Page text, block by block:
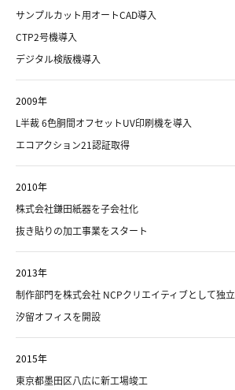
サンプルカット用オートCAD導入
CTP2号機導入
デジタル検版機導入
2009年
L半裁 6色胴間オフセットUV印刷機を導入
エコアクション21認証取得
2010年
株式会社鎌田紙器を子会社化
抜き貼りの加工事業をスタート
2013年
制作部門を株式会社 NCPクリエイティブとして独立
汐留オフィスを開設
2015年
東京都墨田区八広に新工場竣工